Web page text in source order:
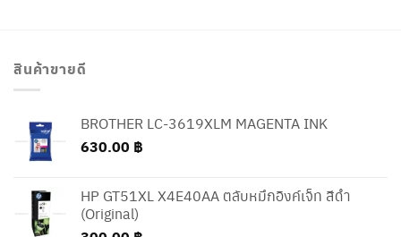
สินค้าขายดี
BROTHER LC-3619XLM MAGENTA INK
630.00 ฿
HP GT51XL X4E40AA ตลับหมึกอิงค์เจ็ท สีดำ
(Original)